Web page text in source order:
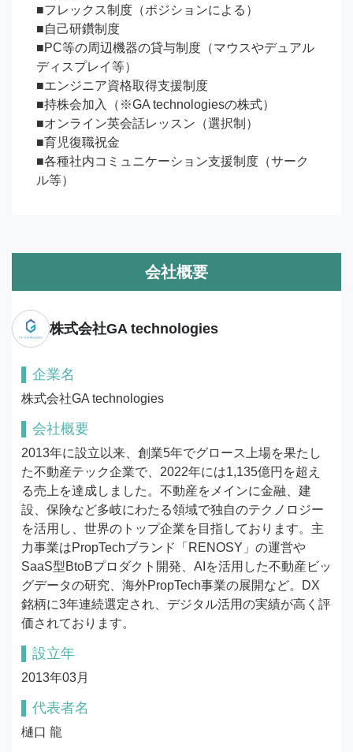
■フレックス制度（ポジションによる）
■自己研鑽制度
■PC等の周辺機器の貸与制度（マウスやデュアル
ディスプレイ等）
■エンジニア資格取得支援制度
■持株会加入（※GA technologiesの株式）
■オンライン英会話レッスン（選択制）
■育児復職祝金
■各種社内コミュニケーション支援制度（サーク
ル等）
会社概要
株式会社GA technologies
企業名
株式会社GA technologies
会社概要
2013年に設立以来、創業5年でグロース上場を果たし
た不動産テック企業で、2022年には1,135億円を超え
る売上を達成しました。不動産をメインに金融、建
設、保険など多岐にわたる領域で独自のテクノロジー
を活用し、世界のトップ企業を目指しております。主
力事業はPropTechブランド「RENOSY」の運営や
SaaS型BtoBプロダクト開発、AIを活用した不動産ビッ
グデータの研究、海外PropTech事業の展開など。DX
銘柄に3年連続選定され、デジタル活用の実績が高く評
価されております。
設立年
2013年03月
代表者名
樋口 龍